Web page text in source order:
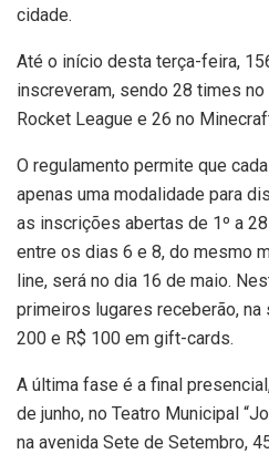
cidade.
Até o início desta terça-feira,
inscreveram, sendo 28 times
Rocket League e 26 no
O regulamento permite que
apenas uma modalidade para
as inscrições abertas de 1º a
entre os dias 6 e 8, do mesmo
line, será no dia 16 de maio.
primeiros lugares receberão, na
200 e R$ 100 em gift-cards.
A última fase é a final
de junho, no Teatro Municipal
na avenida Sete de Setembro,